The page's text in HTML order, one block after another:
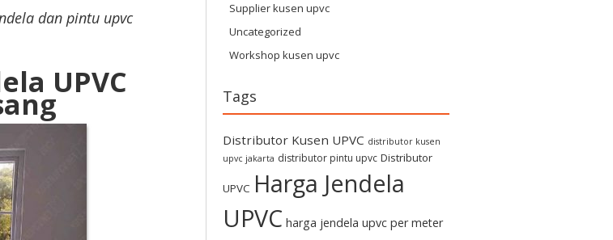
dan pintu upvc
UPVC
Supplier kusen upvc
Uncategorized
Workshop kusen upvc
Tags
Distributor Kusen UPVC distributor kusen
upvc jakarta distributor pintu upvc Distributor
UPVC Harga Jendela
UPVC harga jendela upvc per meter